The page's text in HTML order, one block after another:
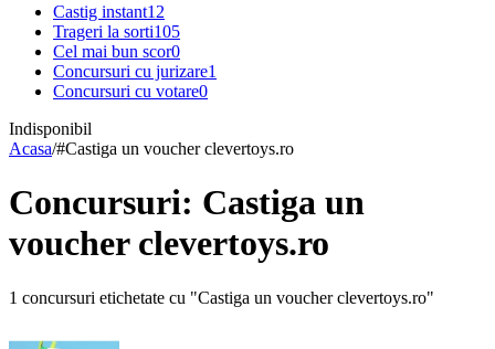
Castig instant12
Trageri la sorti105
Cel mai bun scor0
Concursuri cu jurizare1
Concursuri cu votare0
Indisponibil
Acasa/#Castiga un voucher clevertoys.ro
Concursuri: Castiga un
voucher clevertoys.ro
1 concursuri etichetate cu "Castiga un voucher clevertoys.ro"